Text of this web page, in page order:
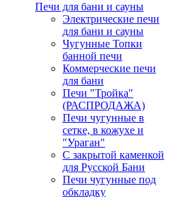
Печи для бани и сауны
Электрические печи
для бани и сауны
Чугунные Топки
банной печи
Коммерческие печи
для бани
Печи "Тройка"
(РАСПРОДАЖА)
Печи чугунные в
сетке, в кожухе и
"Ураган"
С закрытой каменкой
для Русской Бани
Печи чугунные под
обкладку